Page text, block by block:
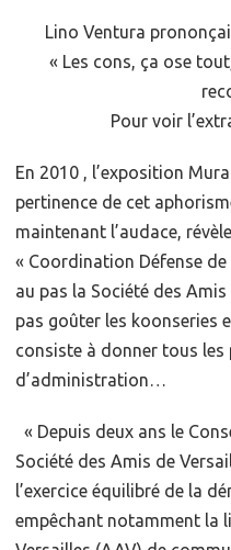
Lino Ventura
« Les cons, ça ose
Pour voir
En 2010 , l’exposition
pertinence de cet
maintenant l’audace,
« Coordination Défense
au pas la Société des
pas goûter les koonseries
consiste à donner tous les
d’administration…
« Depuis deux ans le
Société des Amis de
l’exercice équilibré de la
empêchant notamment la